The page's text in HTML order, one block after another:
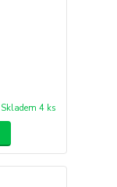
Skladem 4 ks